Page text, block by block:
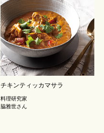
チキンティッカマサラ
料理研究家
脇雅世さん